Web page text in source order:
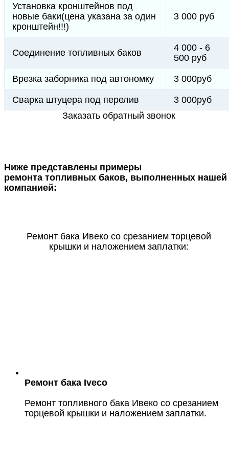
Установка кронштейнов под
новые баки(цена указана за один
кронштейн!!!)
3 000 руб
Соединение топливных баков
4 000 - 6
500 руб
Врезка заборника под автономку 3 000руб
Сварка штуцера под перелив
3 000руб
Заказать обратный звонок
Ниже представлены примеры
ремонта топливных баков, выполненных нашей
компанией:
Ремонт бака Ивеко со срезанием торцевой
крышки и наложением заплатки:
Ремонт бака Iveco
Ремонт топливного бака Ивеко со срезанием
торцевой крышки и наложением заплатки.